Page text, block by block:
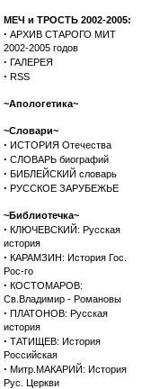
МЕЧ и ТРОСТЬ 2002-2005:
· АРХИВ СТАРОГО МИТ
2002-2005 годов
· ГАЛЕРЕЯ
· RSS
~Апологетика~
~Словари~
· ИСТОРИЯ Отечества
· СЛОВАРЬ биографий
· БИБЛЕЙСКИЙ словарь
· РУССКОЕ ЗАРУБЕЖЬЕ
~Библиотечка~
· КЛЮЧЕВСКИЙ: Русская
история
· КАРАМЗИН: История Гос.
Рос-го
· КОСТОМАРОВ:
Св.Владимир - Романовы
· ПЛАТОНОВ: Русская
история
· ТАТИЩЕВ: История
Российская
· Митр.МАКАРИЙ: История
Рус. Церкви